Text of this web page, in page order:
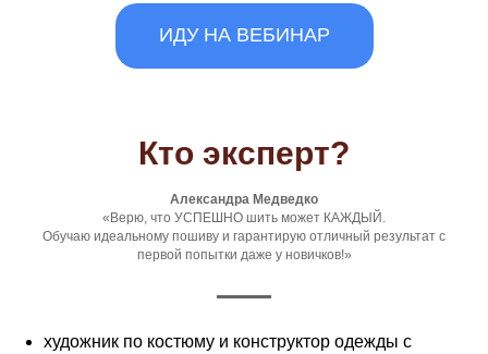
ИДУ НА ВЕБИНАР
Кто эксперт?
Александра Медведко
«Верю, что УСПЕШНО шить может КАЖДЫЙ.
Обучаю идеальному пошиву и гарантирую отличный результат с
первой попытки даже у новичков!»
художник по костюму и конструктор одежды с